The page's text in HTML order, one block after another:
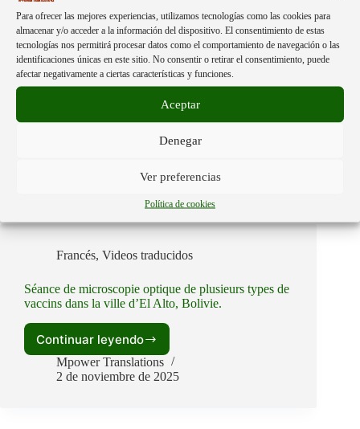
Para ofrecer las mejores experiencias, utilizamos tecnologías como las cookies para
almacenar y/o acceder a la información del dispositivo. El consentimiento de estas
tecnologías nos permitirá procesar datos como el comportamiento de navegación o las
identificaciones únicas en este sitio. No consentir o retirar el consentimiento, puede
afectar negativamente a ciertas características y funciones.
Aceptar
Denegar
Ver preferencias
Política de cookies
Español,Videos traducidos
Autoensamblaje de nanotecnología en vacuna contra
Autoensamblaje
la
Francés, Videos traducidos
Séance de microscopie optique de plusieurs types de
vaccins dans la ville d’El Alto, Bolivie.
Continuar leyendo
Séance
de
microscopie
Mpower Translations
2 de noviembre de 2025